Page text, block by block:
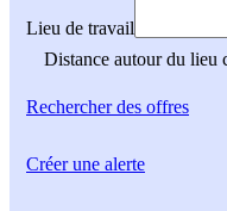
Lieu de travail
Distance autour du lieu
Rechercherdes offres
Créer une alerte